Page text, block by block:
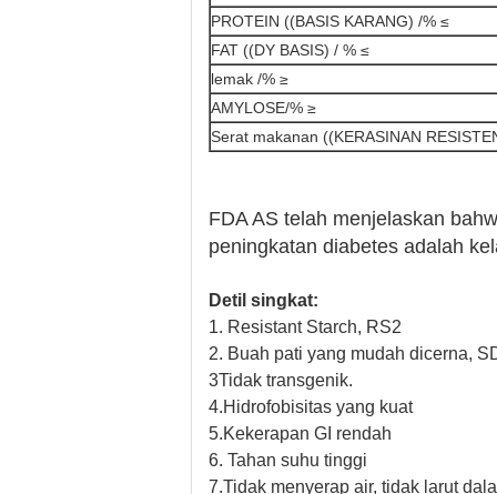
PROTEIN ((BASIS KARANG) /% ≤
FAT ((DY BASIS) / % ≤
lemak /% ≥
AMYLOSE/% ≥
Serat makanan ((KERASINAN
FDA AS telah menjelaskan
peningkatan diabetes adalah
Detil singkat:
1. Resistant Starch, RS2
2. Buah pati yang mudah dicerna,
3Tidak transgenik.
4.Hidrofobisitas yang kuat
5.Kekerapan GI rendah
6. Tahan suhu tinggi
7.Tidak menyerap air, tidak larut